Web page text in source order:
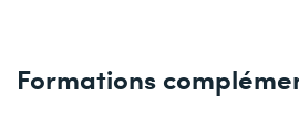
Formations